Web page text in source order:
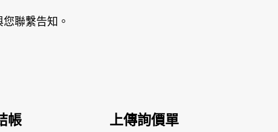
聯繫告知。
帳 上傳詢價單